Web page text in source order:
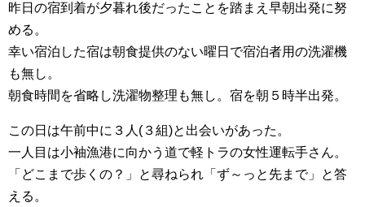
昨日の宿到着が夕暮れ後だったことを踏まえ早朝出発に努
める。
幸い宿泊した宿は朝食提供のない曜日で宿泊者用の洗濯機
も無し。
朝食時間を省略し洗濯物整理も無し。宿を朝５時半出発。
この日は午前中に３人(３組)と出会いがあった。
一人目は小袖漁港に向かう道で軽トラの女性運転手さん。
「どこまで歩くの？」と尋ねられ「ず～っと先まで」と答
える。